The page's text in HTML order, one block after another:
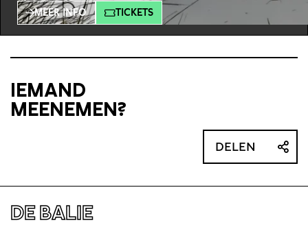
MEER INFO TICKETS
IEMAND
MEENEMEN?
DELEN
DE BALIE